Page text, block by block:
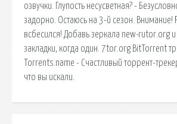
озвучки. Глупость несусветная? -
задорно. Остаюсь на 3-й сезон. Внимание!
всбесился! Добавь зеркала new-rutor.org
закладки, когда один. 7tor.org BitTorrent
Torrents.name - Счастливый торрент-
что вы искали.